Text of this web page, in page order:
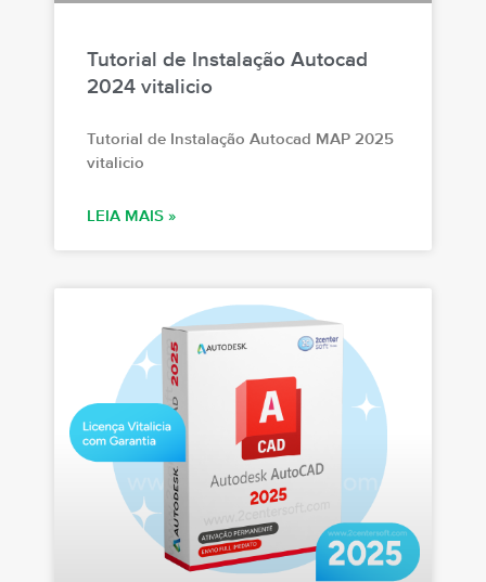
Tutorial de Instalação Autocad
2024 vitalicio
Tutorial de Instalação Autocad MAP 2025
vitalicio
LEIA MAIS »